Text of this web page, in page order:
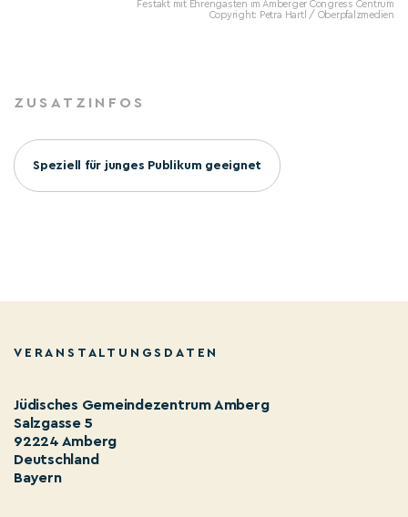
Festakt mit Ehrengästen im Amberger Congress Centrum
Copyright: Petra Hartl / Oberpfalzmedien
ZUSATZINFOS
Speziell für junges Publikum geeignet
VERANSTALTUNGSDATEN
Jüdisches Gemeindezentrum Amberg
Salzgasse 5
92224 Amberg
Deutschland
Bayern